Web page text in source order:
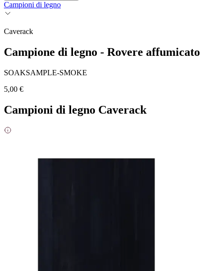
Campioni di legno
Caverack
Campione di legno - Rovere affumicato
SOAKSAMPLE-SMOKE
5,00 €
Campioni di legno Caverack